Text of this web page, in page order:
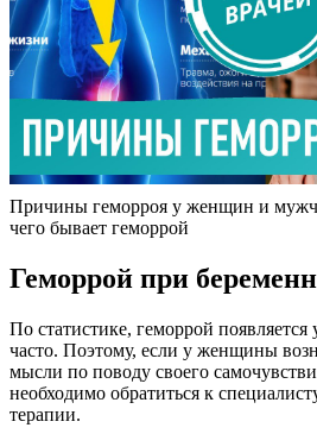
Причины геморроя у женщин и
чего бывает геморрой
Геморрой при
По статистике, геморрой
часто. Поэтому, если у женщины
мысли по поводу своего
необходимо обратиться к
терапии.